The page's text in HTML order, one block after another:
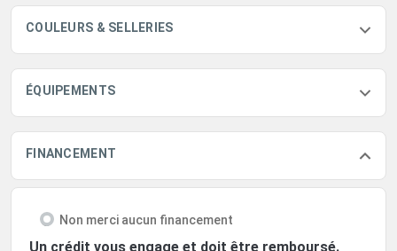
COULEURS & SELLERIES
ÉQUIPEMENTS
FINANCEMENT
Non merci aucun financement
Un crédit vous engage et doit être remboursé.